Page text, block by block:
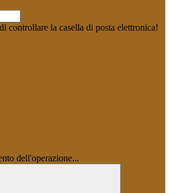
controllare la casella di posta elettronica!
dell'operazione...